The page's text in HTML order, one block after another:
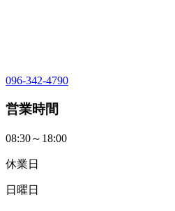
096-342-4790
営業時間
08:30～18:00
休業日
日曜日